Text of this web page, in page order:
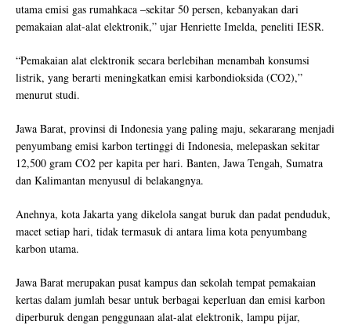
utama emisi gas rumahkaca –sekitar 50 persen, kebanyakan dari
pemakaian alat-alat elektronik,” ujar Henriette Imelda, peneliti IESR.
“Pemakaian alat elektronik secara berlebihan menambah konsumsi
listrik, yang berarti meningkatkan emisi karbondioksida (CO2),”
menurut studi.
Jawa Barat, provinsi di Indonesia yang paling maju, sekararang menjadi
penyumbang emisi karbon tertinggi di Indonesia, melepaskan sekitar
12,500 gram CO2 per kapita per hari. Banten, Jawa Tengah, Sumatra
dan Kalimantan menyusul di belakangnya.
Anehnya, kota Jakarta yang dikelola sangat buruk dan padat penduduk,
macet setiap hari, tidak termasuk di antara lima kota penyumbang
karbon utama.
Jawa Barat merupakan pusat kampus dan sekolah tempat pemakaian
kertas dalam jumlah besar untuk berbagai keperluan dan emisi karbon
diperburuk dengan penggunaan alat-alat elektronik, lampu pijar,